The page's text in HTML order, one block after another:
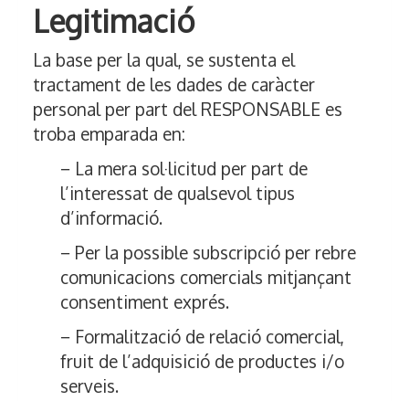
Legitimació
La base per la qual, se sustenta el
tractament de les dades de caràcter
personal per part del RESPONSABLE es
troba emparada en:
− La mera sol·licitud per part de
l’interessat de qualsevol tipus
d’informació.
− Per la possible subscripció per rebre
comunicacions comercials mitjançant
consentiment exprés.
− Formalització de relació comercial,
fruit de l’adquisició de productes i/o
serveis.